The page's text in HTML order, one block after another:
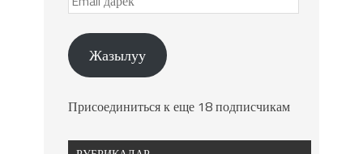
Жазылуу
Присоединиться к еще 18 подписчикам